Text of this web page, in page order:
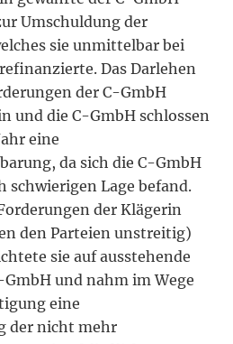
Umschuldung der
sie unmittelbar bei
Das Darlehen
der C-GmbH
und die C-GmbH schlossen
eine
da sich die C-GmbH
Lage befand.
der Klägerin
den Parteien unstreitig)
sie auf ausstehende
und nahm im Wege
eine
der nicht mehr